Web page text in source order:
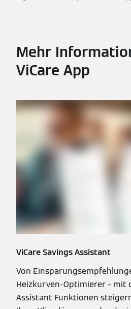
Mehr
ViCare App
ViCare Savings Assistant
Von
Heizkurven-Optimierer – mit
Assistant Funktionen